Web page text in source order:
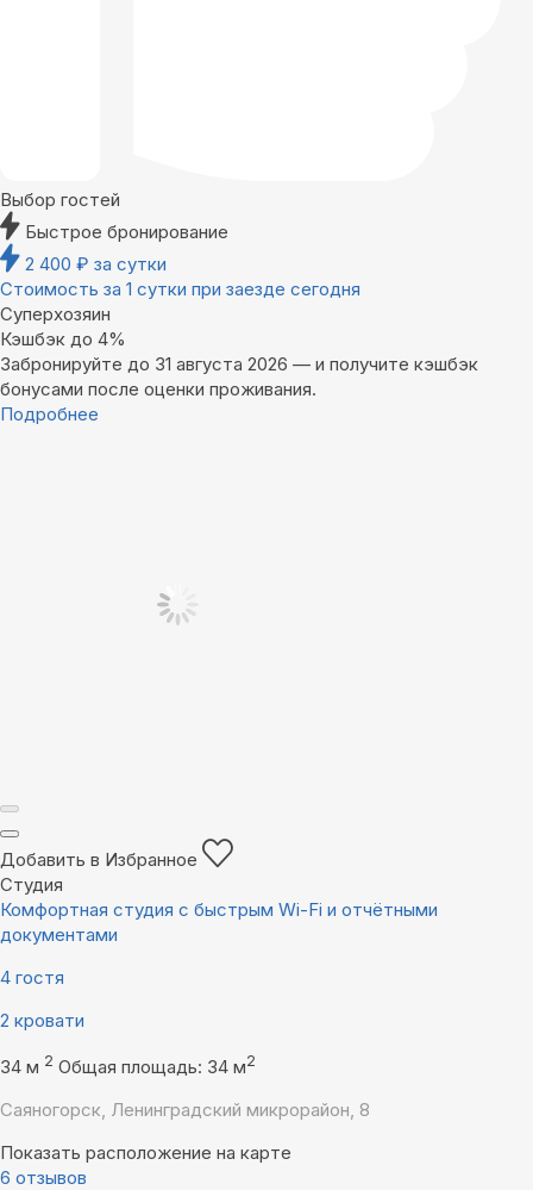
Выбор гостей
Быстрое бронирование
2 400 ₽ за сутки
Стоимость за 1 сутки при заезде сегодня
Суперхозяин
Кэшбэк до 4%
Забронируйте до 31 августа 2026 — и получите кэшбэк
бонусами после оценки проживания.
Подробнее
Добавить в Избранное
Студия
Комфортная студия с быстрым Wi-Fi и отчётными
документами
4 гостя
2 кровати
34 м 2 Общая площадь: 34 м2
Саяногорск, Ленинградский микрорайон, 8
Показать расположение на карте
6 отзывов